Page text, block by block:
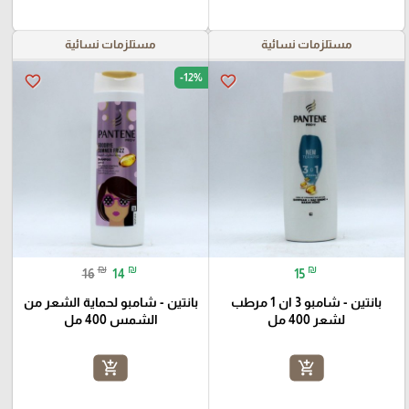
مستلزمات نسائية
favorite_border
15 ₪
بانتين - شامبو 3 ان 1 مرطب
لشعر 400 مل
add_shopping_cart
مستلزمات نسائية
favorite_border -12%
16 ₪ 14 ₪
بانتين - شامبو لحماية الشعر من
الشمس 400 مل
add_shopping_cart